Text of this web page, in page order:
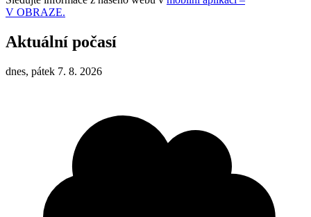
V OBRAZE.
Aktuální počasí
dnes, pátek 7. 8. 2026